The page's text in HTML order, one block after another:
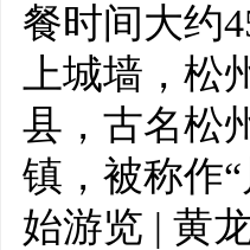
餐时间大约
上城墙，
县，古名松
镇，被称作
始游览 | 黄